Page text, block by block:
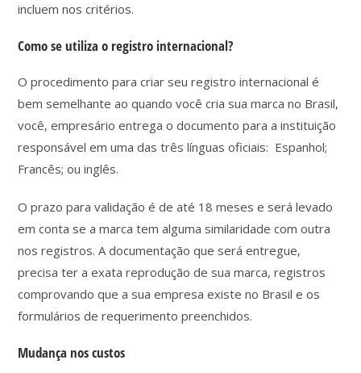
incluem nos critérios.
Como se utiliza o registro internacional?
O procedimento para criar seu registro internacional é
bem semelhante ao quando você cria sua marca no Brasil,
você, empresário entrega o documento para a instituição
responsável em uma das três línguas oficiais: Espanhol;
Francês; ou inglês.
O prazo para validação é de até 18 meses e será levado
em conta se a marca tem alguma similaridade com outra
nos registros. A documentação que será entregue,
precisa ter a exata reprodução de sua marca, registros
comprovando que a sua empresa existe no Brasil e os
formulários de requerimento preenchidos.
Mudança nos custos